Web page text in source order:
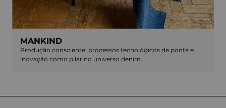
MANKIND
Produção consciente, processos tecnológicos de ponta e
inovação como pilar no universo denim.